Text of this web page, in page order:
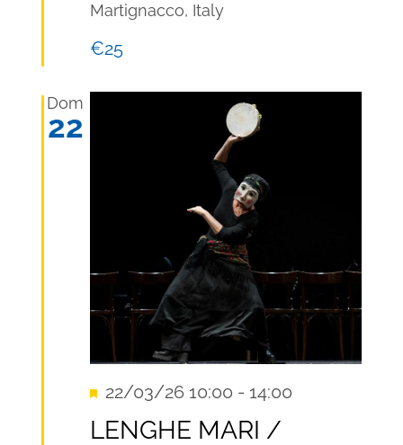
Martignacco, Italy
€25
Dom
22
Segnalati
22/03/26 10:00 - 14:00
LENGHE MARI /